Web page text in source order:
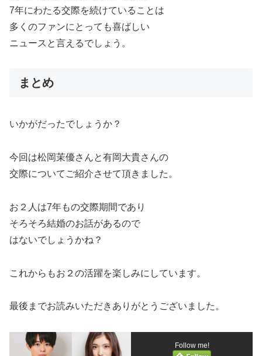
7年にわたる交際を続けていることは
多くのファンにとっても喜ばしい
ニュースと言えるでしょう。
まとめ
いかがだったでしょうか？
今回は松岡茉優さんと有岡大貴さんの
交際についてご紹介させて頂きました。
お２人は7年もの交際期間であり
そろそろ結婚のお話があるので
はないでしょうかね？
これからもお２の活躍を楽しみにしています。
最後までお読みいただきありがとうございました。
Follow me!